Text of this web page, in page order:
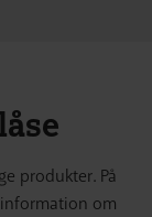
produkter. På
om